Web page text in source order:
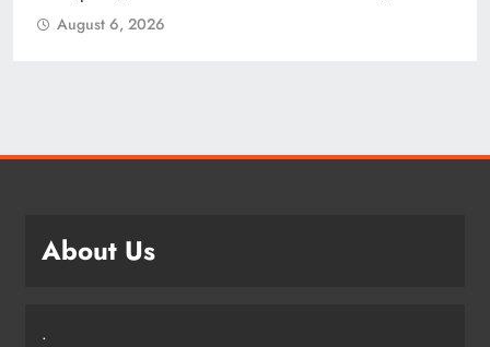
ಕೋಟಿ ರೂ. ವಂಚನೆ!*
About Us
.